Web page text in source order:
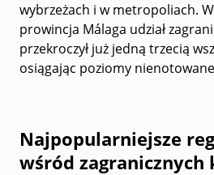
wybrzeżach i w metropoliach.
prowincja Málaga udział
przekroczył już jedną trzecią
osiągając poziomy
Najpopularniejsze
wśród zagranicznych